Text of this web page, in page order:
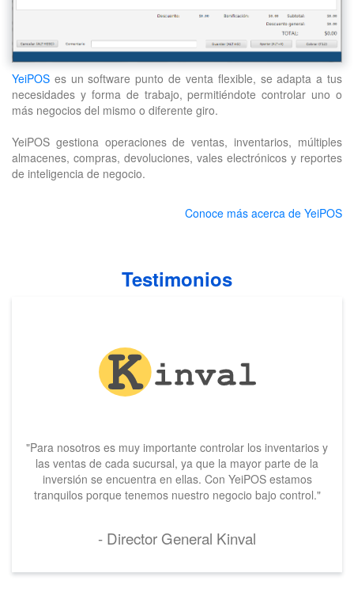
YeiPOS es un software punto de venta flexible, se adapta a tus
necesidades y forma de trabajo, permitiéndote controlar uno o
más negocios del mismo o diferente giro.
YeiPOS gestiona operaciones de ventas, inventarios, múltiples
almacenes, compras, devoluciones, vales electrónicos y reportes
de inteligencia de negocio.
Conoce más acerca de YeiPOS
Testimonios
"Para nosotros es muy importante controlar los inventarios y
las ventas de cada sucursal, ya que la mayor parte de la
inversión se encuentra en ellas. Con YeiPOS estamos
tranquilos porque tenemos nuestro negocio bajo control."
- Director General Kinval